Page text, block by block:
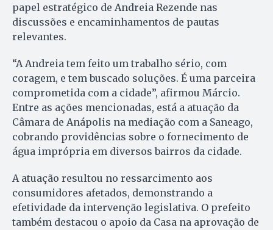
papel estratégico de Andreia Rezende nas
discussões e encaminhamentos de pautas
relevantes.
“A Andreia tem feito um trabalho sério, com
coragem, e tem buscado soluções. É uma parceira
comprometida com a cidade”, afirmou Márcio.
Entre as ações mencionadas, está a atuação da
Câmara de Anápolis na mediação com a Saneago,
cobrando providências sobre o fornecimento de
água imprópria em diversos bairros da cidade.
A atuação resultou no ressarcimento aos
consumidores afetados, demonstrando a
efetividade da intervenção legislativa. O prefeito
também destacou o apoio da Casa na aprovação de